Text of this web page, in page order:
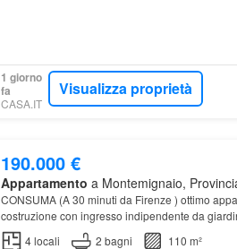
1 giorno
fa
CASA.IT
Visualizza proprietà
190.000 €
Appartamento a Montemignaio,
CONSUMA (A 30 minuti da Firenze ) ottimo
costruzione con ingresso indipendente da
4locali 2 bagni
110 m²